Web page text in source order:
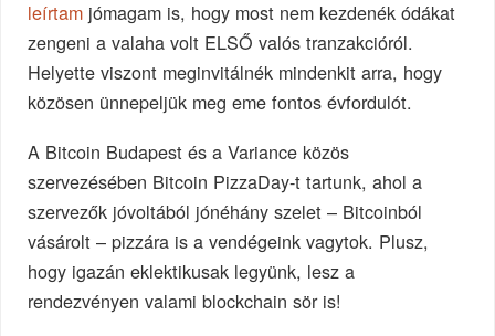
leírtam jómagam is, hogy most nem kezdenék ódákat
zengeni a valaha volt ELSŐ valós tranzakcióról.
Helyette viszont meginvitálnék mindenkit arra, hogy
közösen ünnepeljük meg eme fontos évfordulót.
A Bitcoin Budapest és a Variance közös
szervezésében Bitcoin PizzaDay-t tartunk, ahol a
szervezők jóvoltából jónéhány szelet – Bitcoinból
vásárolt – pizzára is a vendégeink vagytok. Plusz,
hogy igazán eklektikusak legyünk, lesz a
rendezvényen valami blockchain sör is!